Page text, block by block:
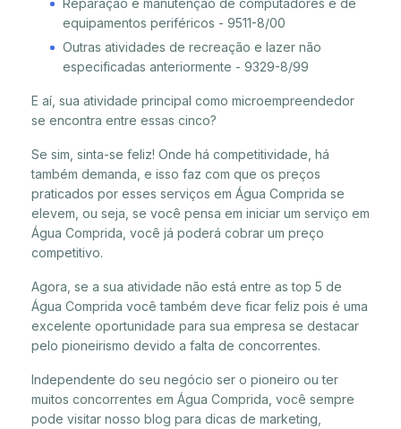
equipamentos periféricos - 9511-8/00
Outras atividades de recreação e lazer não
especificadas anteriormente - 9329-8/99
E aí, sua atividade principal como microempreendedor
se encontra entre essas cinco?
Se sim, sinta-se feliz! Onde há competitividade, há
também demanda, e isso faz com que os preços
praticados por esses serviços em Água Comprida se
elevem, ou seja, se você pensa em iniciar um serviço em
Água Comprida, você já poderá cobrar um preço
competitivo.
Agora, se a sua atividade não está entre as top 5 de
Água Comprida você também deve ficar feliz pois é uma
excelente oportunidade para sua empresa se destacar
pelo pioneirismo devido a falta de concorrentes.
Independente do seu negócio ser o pioneiro ou ter
muitos concorrentes em Água Comprida, você sempre
pode visitar nosso blog para dicas de marketing,